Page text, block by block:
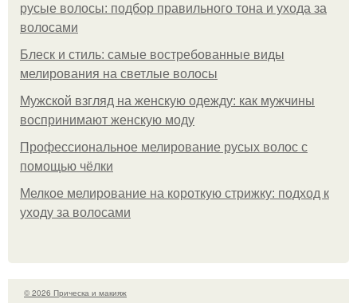
русые волосы: подбор правильного тона и ухода за
волосами
Блеск и стиль: самые востребованные виды
мелирования на светлые волосы
Мужской взгляд на женскую одежду: как мужчины
воспринимают женскую моду
Профессиональное мелирование русых волос с
помощью чёлки
Мелкое мелирование на короткую стрижку: подход к
уходу за волосами
© 2026 Прическа и макияж